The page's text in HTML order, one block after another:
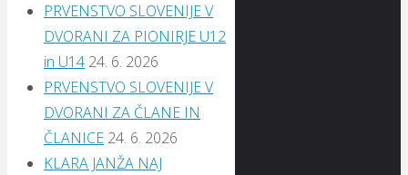
PRVENSTVO SLOVENIJE V
DVORANI ZA PIONIRJE U12
in U14 24. 6. 2026
PRVENSTVO SLOVENIJE V
DVORANI ZA ČLANE IN
ČLANICE 24. 6. 2026
KLARA JANŽA NAJ